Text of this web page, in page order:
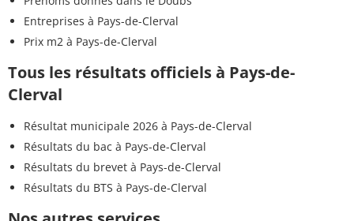
Entreprises à Pays-de-Clerval
Prix m2 à Pays-de-Clerval
Tous les résultats officiels à Pays-de-
Clerval
Résultat municipale 2026 à Pays-de-Clerval
Résultats du bac à Pays-de-Clerval
Résultats du brevet à Pays-de-Clerval
Résultats du BTS à Pays-de-Clerval